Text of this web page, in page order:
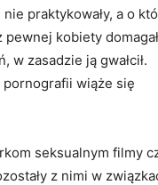
praktykowały, a o
kobiety
w zasadzie ją gwałcił.
pornografii wiąże się
seksualnym filmy
z nimi w